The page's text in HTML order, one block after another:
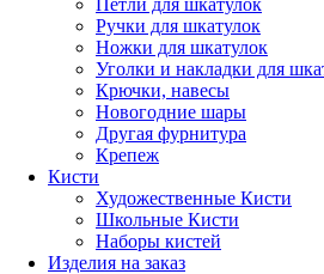
Петли для шкатулок
Ручки для шкатулок
Ножки для шкатулок
Уголки и накладки для
Крючки, навесы
Новогодние шары
Другая фурнитура
Крепеж
Кисти
Художественные Кисти
Школьные Кисти
Наборы кистей
Изделия на заказ